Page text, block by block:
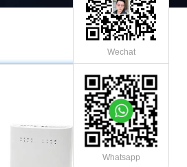
Wechat
Whatsapp